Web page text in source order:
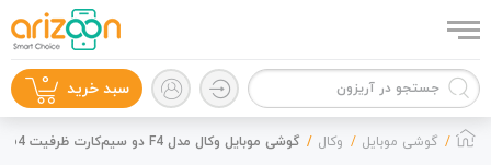
سبد خرید 0
گوشی موبایل وکال گوشی موبایل وکال مدل F4 دو سیم‌کارت ظرفیت 64 مگابایت